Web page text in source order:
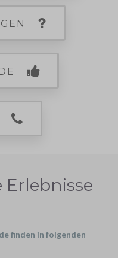
Erlebnisse
finden in folgenden